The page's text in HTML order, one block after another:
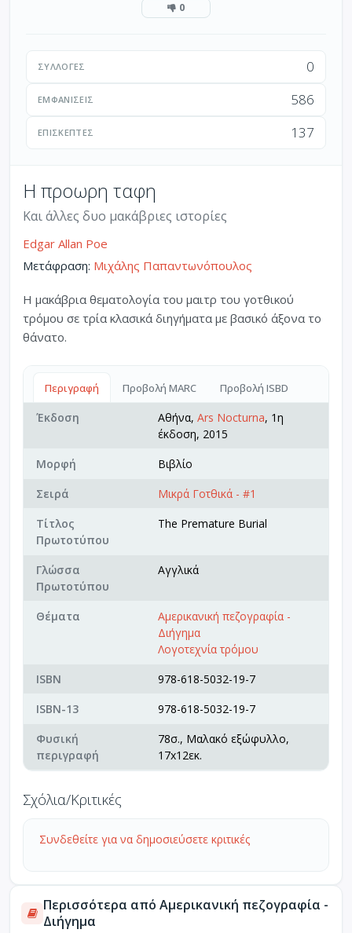
0
ΣΥΛΛΟΓΈΣ 0
ΕΜΦΑΝΊΣΕΙΣ 586
ΕΠΙΣΚΈΠΤΕΣ 137
Η προωρη ταφη
Και άλλες δυο μακάβριες ιστορίες
Edgar Allan Poe
Μετάφραση: Μιχάλης Παπαντωνόπουλος
Η μακάβρια θεματολογία του μαιτρ του γοτθικού
τρόμου σε τρία κλασικά διηγήματα με βασικό άξονα το
θάνατο.
Περιγραφή Προβολή MARC Προβολή ISBD
Έκδοση Αθήνα, Ars Nocturna, 1η
έκδοση, 2015
Μορφή
Βιβλίο
Σειρά
Μικρά Γοτθικά - #1
Τίτλος
Πρωτοτύπου
The Premature Burial
Γλώσσα
Πρωτοτύπου
Αγγλικά
Θέματα
Αμερικανική πεζογραφία -
Διήγημα
Λογοτεχνία τρόμου
ISBN
978-618-5032-19-7
ISBN-13
978-618-5032-19-7
Φυσική
περιγραφή
78σ., Μαλακό εξώφυλλο,
17x12εκ.
Σχόλια/Κριτικές
Συνδεθείτε για να δημοσιεύσετε κριτικές
Περισσότερα από Αμερικανική πεζογραφία -
Διήγημα